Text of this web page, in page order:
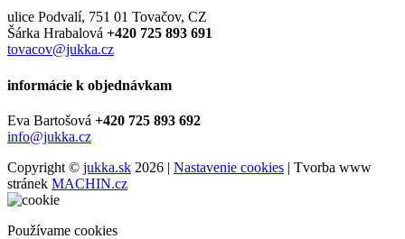
ulice Podvalí, 751 01 Tovačov, CZ
Šárka Hrabalová +420 725 893 691
tovacov@jukka.cz
informácie k objednávkam
Eva Bartošová +420 725 893 692
info@jukka.cz
Copyright © jukka.sk 2026 | Nastavenie cookies | Tvorba www
stránek MACHIN.cz
Používame cookies